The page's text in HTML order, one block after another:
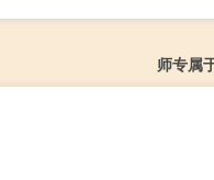
师专属